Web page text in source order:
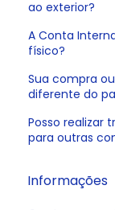
ao exterior?
A Conta
físico?
Sua compra
diferente do
Posso realizar
para outras
Informações